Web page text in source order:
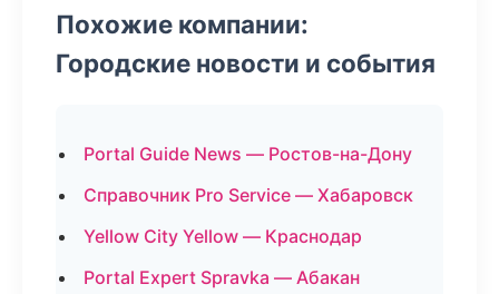
Похожие компании:
Городские новости и события
Portal Guide News — Ростов-на-Дону
Справочник Pro Service — Хабаровск
Yellow City Yellow — Краснодар
Portal Expert Spravka — Абакан